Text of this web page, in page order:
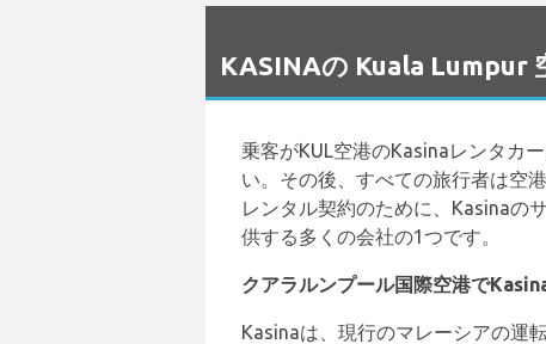
KASINAの Kuala Lumpur
乗客がKUL空港のKasinaレンタカ
い。その後、すべての旅行者は空
レンタル契約のために、Kasinaの
供する多くの会社の1つです。
クアラルンプール国際空港で
Kasinaは、現行のマレーシアの運